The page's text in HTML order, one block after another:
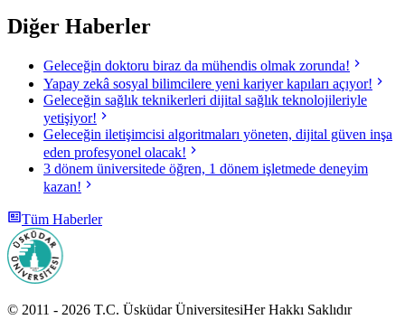
Diğer Haberler
Geleceğin doktoru biraz da mühendis olmak zorunda!
Yapay zekâ sosyal bilimcilere yeni kariyer kapıları açıyor!
Geleceğin sağlık teknikerleri dijital sağlık teknolojileriyle
yetişiyor!
Geleceğin iletişimcisi algoritmaları yöneten, dijital güven inşa
eden profesyonel olacak!
3 dönem üniversitede öğren, 1 dönem işletmede deneyim
kazan!
Tüm Haberler
© 2011 - 2026 T.C. Üsküdar ÜniversitesiHer Hakkı Saklıdır